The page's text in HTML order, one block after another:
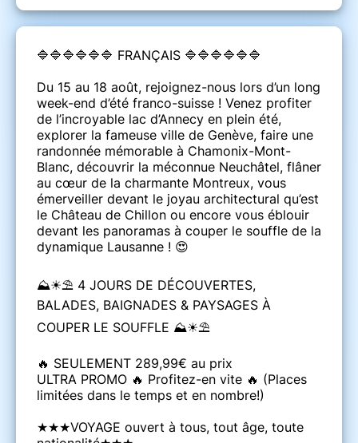
🔷🔷🔷🔷🔷🔷 FRANÇAIS 🔷🔷🔷🔷🔷🔷
Du 15 au 18 août, rejoignez-nous lors d’un long
week-end d’été franco-suisse ! Venez profiter
de l’incroyable lac d’Annecy en plein été,
explorer la fameuse ville de Genève, faire une
randonnée mémorable à Chamonix-Mont-
Blanc, découvrir la méconnue Neuchâtel, flâner
au cœur de la charmante Montreux, vous
émerveiller devant le joyau architectural qu’est
le Château de Chillon ou encore vous éblouir
devant les panoramas à couper le souffle de la
dynamique Lausanne ! 😍
⛰️☀⛱ 4 JOURS DE DÉCOUVERTES,
BALADES, BAIGNADES & PAYSAGES À
COUPER LE SOUFFLE ⛰️☀⛱
🔥 SEULEMENT 289,99€ au prix
ULTRA PROMO 🔥 Profitez-en vite 🔥 (Places
limitées dans le temps et en nombre!)
★★★VOYAGE ouvert à tous, tout âge, toute